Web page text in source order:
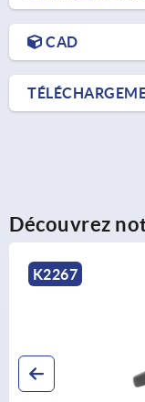
CAD
Découvrez